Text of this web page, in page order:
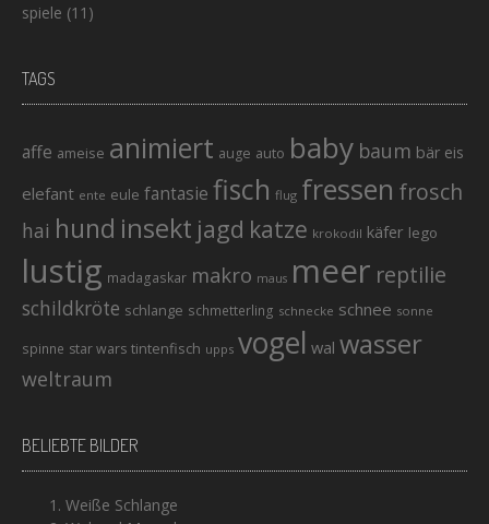
spiele (11)
TAGS
affe ameise animiert auge auto baby baum bär eis
elefant ente eule fantasie fisch flug fressen frosch
hai hund insekt jagd katze krokodil käfer lego
lustig madagaskar makro maus meer reptilie
schildkröte schlange schmetterling schnecke schnee sonne
spinne star wars tintenfisch upps vogel wal wasser
weltraum
BELIEBTE BILDER
Weiße Schlange